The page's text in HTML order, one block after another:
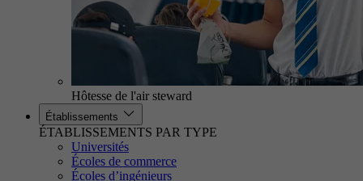
Hôtesse de l'air steward
Établissements
ÉTABLISSEMENTS PAR TYPE
Universités
Écoles de commerce
Écoles d’ingénieurs